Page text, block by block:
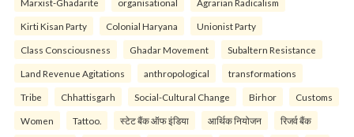
Kirti Kisan Party Colonial Haryana Unionist Party
Class Consciousness Ghadar Movement Subaltern Resistance
Land Revenue Agitations anthropological transformations
Tribe Chhattisgarh Social-Cultural Change Birhor Customs
Women Tattoo. स्टेट बैंक ऑफ इंडिया आर्थिक नियोजन रिजर्व बैंक